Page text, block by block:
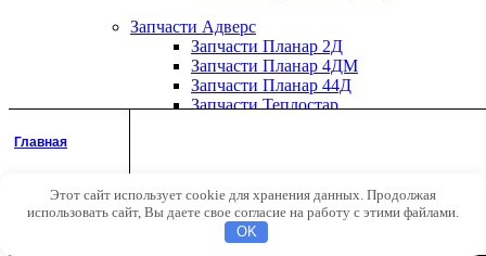
Главная
Аккаунт
Поиск
Запчасти Адверс
Запчасти Планар 2Д
Запчасти Планар 4ДМ
Запчасти Планар 44Д
Запчасти Теплостар
Электроподогреватели 220В
Предпусковые подогреватели Северс-М
Предпусковые подогреватели Северс+
Этот сайт использует cookie для хранения данных. Продолжая
использовать сайт, Вы даете свое согласие на работу с этими файлами.
OK